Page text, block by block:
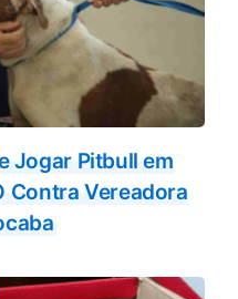
Jogar Pitbull em
Contra Vereadora